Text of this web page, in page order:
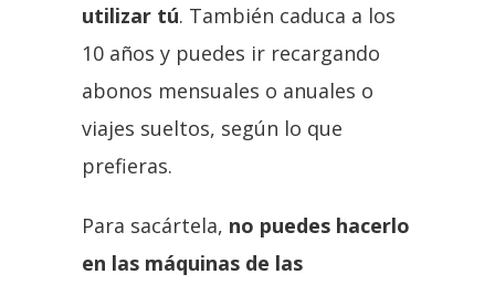
utilizar tú. También caduca a los
10 años y puedes ir recargando
abonos mensuales o anuales o
viajes sueltos, según lo que
prefieras.
Para sacártela, no puedes hacerlo
en las máquinas de las